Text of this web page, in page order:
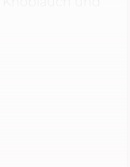
ich das?
wären die
Kartoffeln